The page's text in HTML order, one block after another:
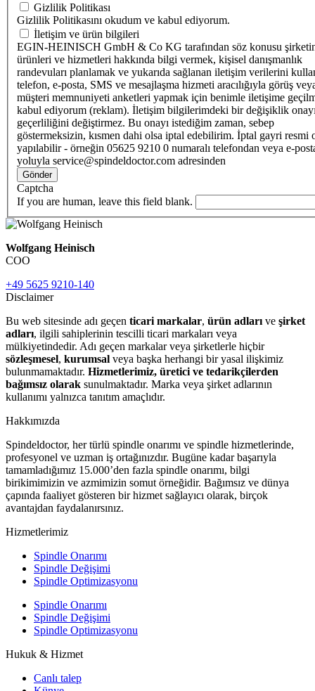
Gizlilik Politikası
Gizlilik Politikasını okudum ve kabul ediyorum.
İletişim ve ürün bilgileri
EGIN-HEINISCH GmbH & Co KG tarafından söz konusu
ürünleri ve hizmetleri hakkında bilgi vermek, kişisel danışmanlık
randevuları planlamak ve yukarıda sağlanan iletişim verilerini
telefon, e-posta, SMS ve mesajlaşma hizmeti aracılığıyla görüş
müşteri memnuniyeti anketleri yapmak için benimle iletişime
kabul ediyorum (reklam). İletişim bilgilerimdeki bir değişiklik
geçerliliğini değiştirmez. Bu onayı istediğim zaman, sebep
göstermeksizin, kısmen dahi olsa iptal edebilirim. İptal gayri resmi
yapılabilir - örneğin 05625 9210 0 numaralı telefondan veya e-
yoluyla service@spindeldoctor.com adresinden
Gönder
Captcha
If you are human, leave this field blank.
Wolfgang Heinisch
COO
+49 5625 9210-140
Disclaimer
Bu web sitesinde adı geçen ticari markalar, ürün adları ve şirket
adları, ilgili sahiplerinin tescilli ticari markaları veya
mülkiyetindedir. Adı geçen markalar veya şirketlerle hiçbir
sözleşmesel, kurumsal veya başka herhangi bir yasal ilişkimiz
bulunmamaktadır. Hizmetlerimiz, üretici ve tedarikçilerden
bağımsız olarak sunulmaktadır. Marka veya şirket adlarının
kullanımı yalnızca tanıtım amaçlıdır.
Hakkımızda
Spindeldoctor, her türlü spindle onarımı ve spindle hizmetlerinde,
profesyonel ve uzman iş ortağınızdır. Bugüne kadar başarıyla
tamamladığımız 15.000’den fazla spindle onarımı, bilgi
birikimimizin ve azmimizin somut örneğidir. Bağımsız ve dünya
çapında faaliyet gösteren bir hizmet sağlayıcı olarak, birçok
avantajdan faydalanırsınız.
Hizmetlerimiz
Spindle Onarımı
Spindle Değişimi
Spindle Optimizasyonu
Spindle Onarımı
Spindle Değişimi
Spindle Optimizasyonu
Hukuk & Hizmet
Canlı talep